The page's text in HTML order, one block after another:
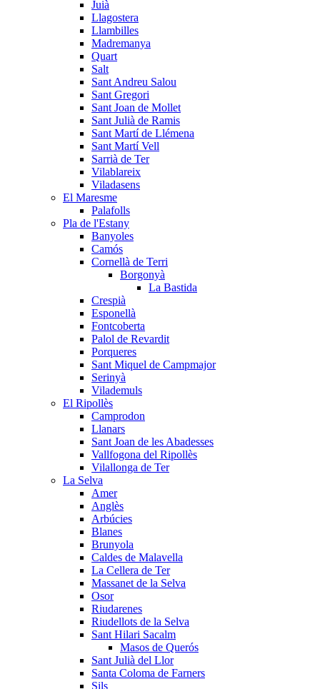
Juià
Llagostera
Llambilles
Madremanya
Quart
Salt
Sant Andreu Salou
Sant Gregori
Sant Joan de Mollet
Sant Julià de Ramis
Sant Martí de Llémena
Sant Martí Vell
Sarrià de Ter
Vilablareix
Viladasens
El Maresme
Palafolls
Pla de l'Estany
Banyoles
Camós
Cornellà de Terri
Borgonyà
La Bastida
Crespià
Esponellà
Fontcoberta
Palol de Revardit
Porqueres
Sant Miquel de Campmajor
Serinyà
Vilademuls
El Ripollès
Camprodon
Llanars
Sant Joan de les Abadesses
Vallfogona del Ripollès
Vilallonga de Ter
La Selva
Amer
Anglès
Arbúcies
Blanes
Brunyola
Caldes de Malavella
La Cellera de Ter
Massanet de la Selva
Osor
Riudarenes
Riudellots de la Selva
Sant Hilari Sacalm
Masos de Querós
Sant Julià del Llor
Santa Coloma de Farners
Sils